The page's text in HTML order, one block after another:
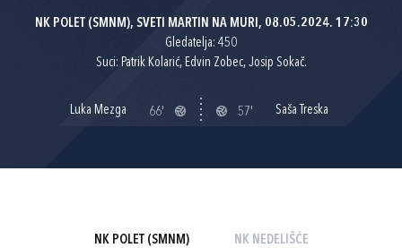
NK POLET (SMNM), SVETI MARTIN NA MURI, 08.05.2024. 17:30
Gledatelja: 450
Suci: Patrik Kolarić, Edvin Zobec, Josip Sokač.
Luka Mezga 66' 57' Saša Treska
NK POLET (SMNM) NK NEDELIŠĆE